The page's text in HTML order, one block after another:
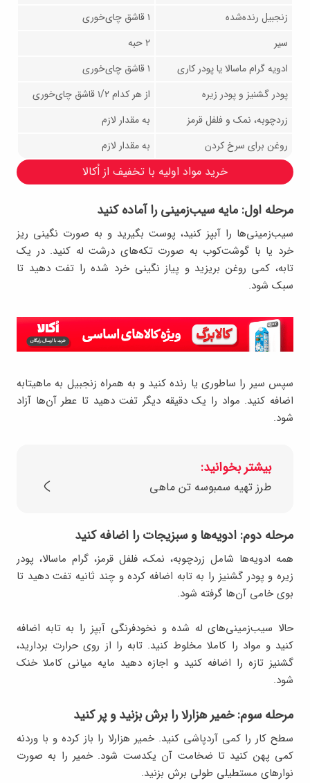
زنجبیل رنده‌شده
۱ قاشق چای‌خوری
سیر
۲ حبه
ادویه گرام ماسالا یا پودر کاری
۱ قاشق چای‌خوری
پودر گشنیز و پودر زیره
از هر کدام ۱/۲ قاشق چای‌خوری
زردچوبه، نمک و فلفل قرمز
به مقدار لازم
روغن برای سرخ کردن
به مقدار لازم
خرید مواد اولیه با تخفیف از اُکالا
مرحله اول: مایه سیب‌زمینی را آماده کنید
سیب‌زمینی‌ها را آبپز کنید، پوست بگیرید و به صورت نگینی ریز
خرد یا با گوشت‌کوب به صورت تکه‌های درشت له کنید. در یک
تابه، کمی روغن بریزید و پیاز نگینی خرد شده را تفت دهید تا
سبک شود.
سپس سیر را ساطوری یا رنده کنید و به همراه زنجبیل به ماهیتابه
اضافه کنید. مواد را یک دقیقه دیگر تفت دهید تا عطر آن‌ها آزاد
شود.
بیشتر بخوانید:
طرز تهیه سمبوسه تن ماهی
مرحله دوم: ادویه‌ها و سبزیجات را اضافه کنید
همه ادویه‌ها شامل زردچوبه، نمک، فلفل قرمز، گرام ماسالا، پودر
زیره و پودر گشنیز را به تابه اضافه کرده و چند ثانیه تفت دهید تا
بوی خامی آن‌ها گرفته شود.
حالا سیب‌زمینی‌های له شده و نخودفرنگی آبپز را به تابه اضافه
کنید و مواد را کاملا مخلوط کنید. تابه را از روی حرارت بردارید،
گشنیز تازه را اضافه کنید و اجازه دهید مایه میانی کاملا خنک
شود.
مرحله سوم: خمیر هزارلا را برش بزنید و پر کنید
سطح کار را کمی آردپاشی کنید. خمیر هزارلا را باز کرده و با وردنه
کمی پهن کنید تا ضخامت آن یکدست شود. خمیر را به صورت
نوارهای مستطیلی طولی برش بزنید.